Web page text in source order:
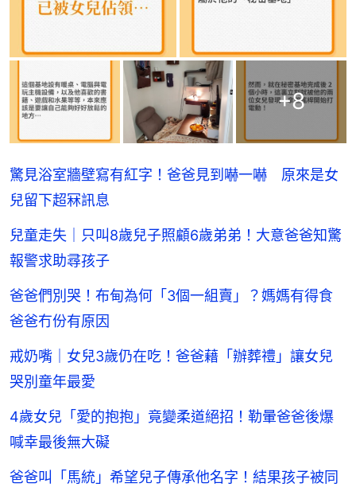
+8
驚見浴室牆壁寫有紅字！爸爸見到嚇一嚇 原來是女
兒留下超冧訊息
兒童走失｜只叫8歲兒子照顧6歲弟弟！大意爸爸知驚
報警求助尋孩子
爸爸們別哭！布甸為何「3個一組賣」？媽媽有得食
爸爸冇份有原因
戒奶嘴｜女兒3歲仍在吃！爸爸藉「辦葬禮」讓女兒
哭別童年最愛
4歲女兒「愛的抱抱」竟變柔道絕招！勒暈爸爸後爆
喊幸最後無大礙
爸爸叫「馬統」希望兒子傳承他名字！結果孩子被同